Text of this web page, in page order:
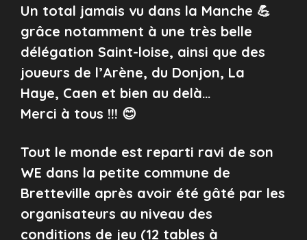
Un total jamais vu dans la Manche 💪
grâce notamment à une très belle
délégation Saint-loise, ainsi que des
joueurs de l’Arène, du Donjon, La
Haye, Caen et bien au delà…
Merci à tous !!! 😊
Tout le monde est reparti ravi de son
WE dans la petite commune de
Bretteville après avoir été gâté par les
organisateurs au niveau des
conditions de jeu (12 tables à